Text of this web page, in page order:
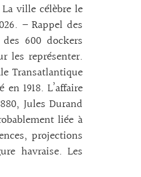
ville célèbre le
– Rappel des
600 dockers
les représenter.
Transatlantique
1918. L’affaire
Jules Durand
liée à
projections
havraise. Les